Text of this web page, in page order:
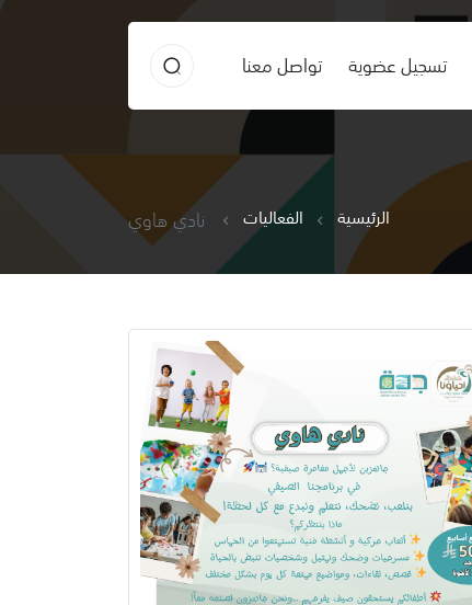
تسجيل عضوية تواصل معنا
الرئيسية الفعاليات نادي هاوي